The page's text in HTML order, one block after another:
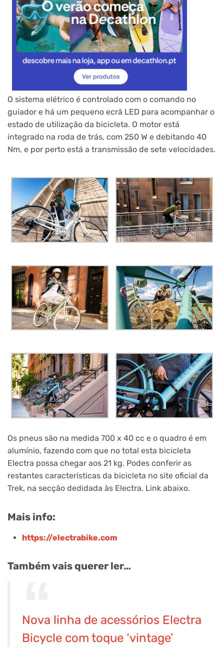
O sistema elétrico é controlado com o comando no
guiador e há um pequeno ecrã LED para acompanhar o
estado de utilização da bicicleta. O motor está
integrado na roda de trás, com 250 W e debitando 40
Nm, e por perto está a transmissão de sete velocidades.
Os pneus são na medida 700 x 40 cc e o quadro é em
alumínio, fazendo com que no total esta bicicleta
Electra possa chegar aos 21 kg. Podes conferir as
restantes características da bicicleta no site oficial da
Trek, na secção dedidada às Electra. Link abaixo.
Mais info:
https://electrabike.com
Também vais querer ler…
Nova linha de acessórios Electra
Bicycle com toque ‘vintage’